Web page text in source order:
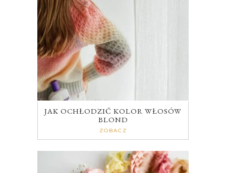
JAK OCHŁODZIĆ KOLOR WŁOSÓW
BLOND
ZOBACZ